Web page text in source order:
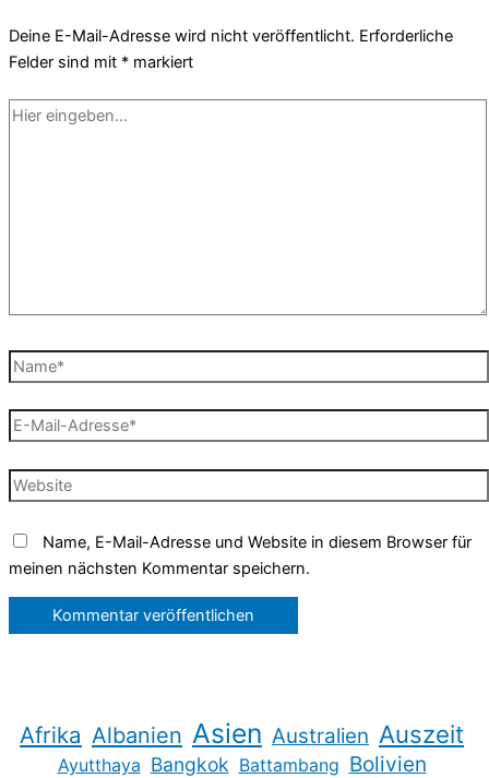
Deine E-Mail-Adresse wird nicht veröffentlicht. Erforderliche
Felder sind mit * markiert
Hier
Name*
E-
Mail-
Adresse*
Website
Name, E-Mail-Adresse und Website in diesem Browser für
meinen nächsten Kommentar speichern.
Afrika Albanien Asien Australien Auszeit
Ayutthaya Bangkok Battambang Bolivien